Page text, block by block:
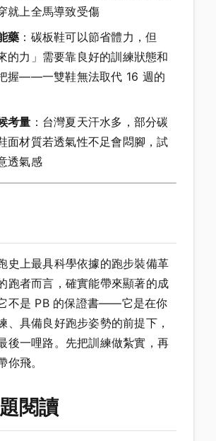
就上全馬導致受傷
藥 ：碳板鞋可以節省體力，但
的力」需要靠良好的訓練狀態和
握——一雙鞋無法取代 16 週的
考量 ：台灣夏天汗水多，部分碳
面材質若透氣性不足會悶腳，試
透氣感
史上最具科學依據的跑步裝備革
跑者而言，確實能帶來顯著的成
不是 PB 的保證書——它是在你
、具備良好跑步姿勢的前提下，
後一哩路。先把訓練做紮實，再
你飛。
閱讀